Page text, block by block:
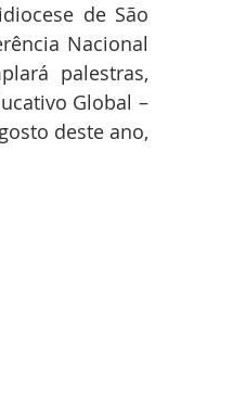
de São
Nacional
palestras,
Global –
deste ano,